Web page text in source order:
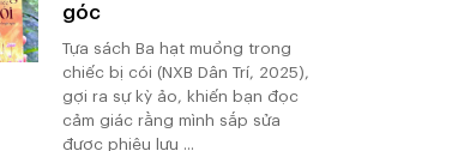
góc
Tựa sách Ba hạt muồng trong
chiếc bị cói (NXB Dân Trí, 2025),
gợi ra sự kỳ ảo, khiến bạn đọc
cảm giác rằng mình sắp sửa
được phiêu lưu ...